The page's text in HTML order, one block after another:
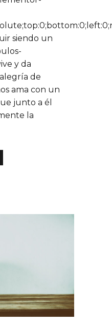
siendo un
y da
de
ama con un
junto a él
la